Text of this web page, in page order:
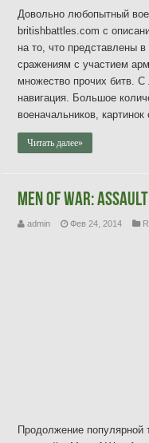
Довольно любопытный
britishbattles.com с
на то, что представлены
сражениям с участием
множество прочих битв.
навигация. Большое
военачальников, картинок
Читать далее»
Men of War:
admin Фев 24, 2014
Продолжение популярной